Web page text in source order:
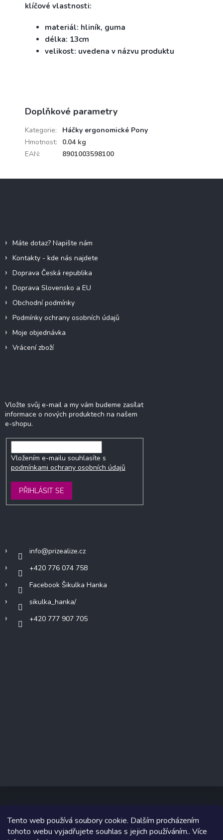
Tento web používá soubory cookie. Dalším procházením
tohoto webu vyjadřujete souhlas s jejich používáním.. Více
klíčové vlastnosti:
materiál: hliník, guma
délka: 13cm
velikost: uvedena v názvu produktu
Doplňkové parametry
Kategorie:
Háčky ergonomické Pony
Hmotnost:
0.04 kg
EAN: 8901003598100
Máte dotaz? Napište nám
Kontakty - kde nás najdete
Doprava Česká republika
Doprava Slovensko a EU
Obchodní podmínky
Podmínky ochrany osobních údajů
Moje objednávka
Vrácení zboží
Vložte svůj e-mail a my vám budeme zasílat
informace o nových produktech na našem
e-shopu.
Vložením e-mailu souhlasíte s
podmínkami ochrany osobních údajů
PŘIHLÁSIT SE
info@prizealize.cz
+420 776 074 758
Facebook Šikulka Hanka
sikulka_hanka/
+420 777 907 705
Copyright 2026www.prizealize.cz. Všechna práva vyhrazena.